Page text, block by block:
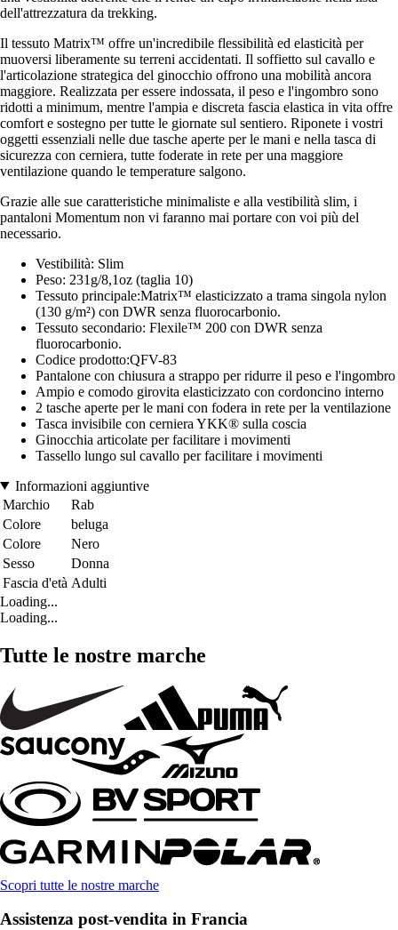
dell'attrezzatura da trekking.
Il tessuto Matrix™ offre un'incredibile flessibilità ed elasticità per
muoversi liberamente su terreni accidentati. Il soffietto sul cavallo e
l'articolazione strategica del ginocchio offrono una mobilità ancora
maggiore. Realizzata per essere indossata, il peso e l'ingombro sono
ridotti a minimum, mentre l'ampia e discreta fascia elastica in vita offre
comfort e sostegno per tutte le giornate sul sentiero. Riponete i vostri
oggetti essenziali nelle due tasche aperte per le mani e nella tasca di
sicurezza con cerniera, tutte foderate in rete per una maggiore
ventilazione quando le temperature salgono.
Grazie alle sue caratteristiche minimaliste e alla vestibilità slim, i
pantaloni Momentum non vi faranno mai portare con voi più del
necessario.
Vestibilità: Slim
Peso: 231g/8,1oz (taglia 10)
Tessuto principale:Matrix™ elasticizzato a trama singola nylon
(130 g/m²) con DWR senza fluorocarbonio.
Tessuto secondario: Flexile™ 200 con DWR senza
fluorocarbonio.
Codice prodotto:QFV-83
Pantalone con chiusura a strappo per ridurre il peso e l'ingombro
Ampio e comodo girovita elasticizzato con cordoncino interno
2 tasche aperte per le mani con fodera in rete per la ventilazione
Tasca invisibile con cerniera YKK® sulla coscia
Ginocchia articolate per facilitare i movimenti
Tassello lungo sul cavallo per facilitare i movimenti
Informazioni aggiuntive
Marchio
Rab
Colore
beluga
Colore
Nero
Sesso
Donna
Fascia d'età Adulti
Loading...
Loading...
Tutte le nostre marche
Scopri tutte le nostre marche
Assistenza post-vendita in Francia